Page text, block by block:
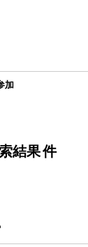
加
結果件